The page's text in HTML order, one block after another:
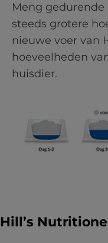
Meng gedurende
steeds grotere
nieuwe voer van
hoeveelheden
huisdier.
Hill’s